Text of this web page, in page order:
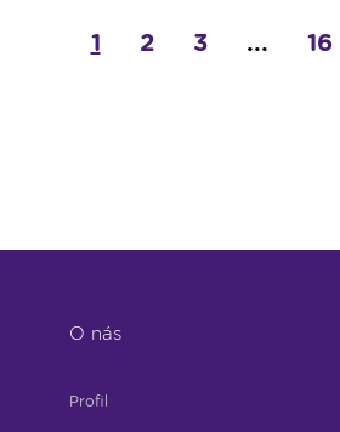
1 2 3 ... 16
O nás
Profil